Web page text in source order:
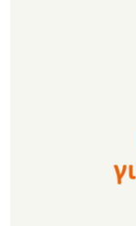
όταν
Ως